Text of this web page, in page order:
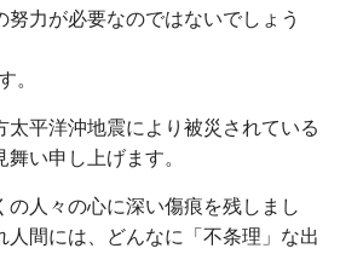
努力が必要なのではないでしょう
。
太平洋沖地震により被災されている
い申し上げます。
の人々の心に深い傷痕を残しまし
人間には、どんなに「不条理」な出